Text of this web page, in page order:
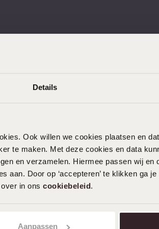
Details
Ook willen we cookies plaatsen en
te maken. Met deze cookies en data
en verzamelen. Hiermee passen wij en
aan. Door op ‘accepteren’ te klikken ga
in ons cookiebeleid.
Aanpassen